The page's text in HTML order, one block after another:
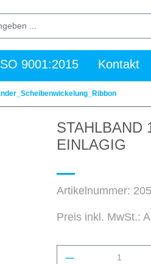
9001:2015 Kontakt
STAHLBAND
EINLAGIG
Artikelnummer:
Preis inkl. MwSt.:
Produkt